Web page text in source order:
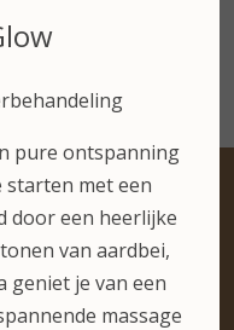
gericht
en specifiek voor
Warmenhuizen.
pure ontspanning
starten met een
door een heerlijke
van aardbei,
geniet je van een
massage